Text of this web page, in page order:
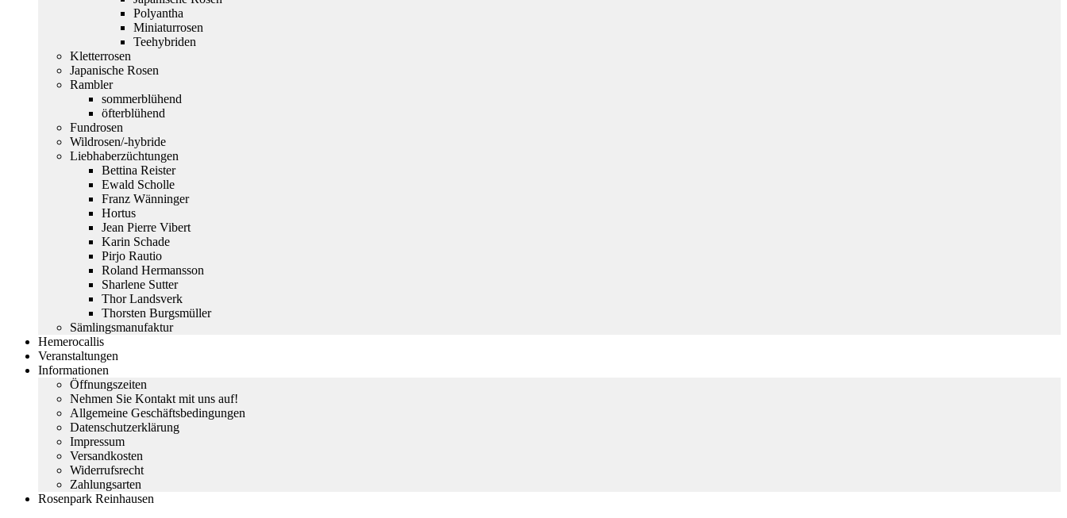
Polyantha
Miniaturrosen
Teehybriden
Kletterrosen
Japanische Rosen
Rambler
sommerblühend
öfterblühend
Fundrosen
Wildrosen/-hybride
Liebhaberzüchtungen
Bettina Reister
Ewald Scholle
Franz Wänninger
Hortus
Jean Pierre Vibert
Karin Schade
Pirjo Rautio
Roland Hermansson
Sharlene Sutter
Thor Landsverk
Thorsten Burgsmüller
Sämlingsmanufaktur
Hemerocallis
Veranstaltungen
Informationen
Öffnungszeiten
Nehmen Sie Kontakt mit uns auf!
Allgemeine Geschäftsbedingungen
Datenschutzerklärung
Impressum
Versandkosten
Widerrufsrecht
Zahlungsarten
Rosenpark Reinhausen